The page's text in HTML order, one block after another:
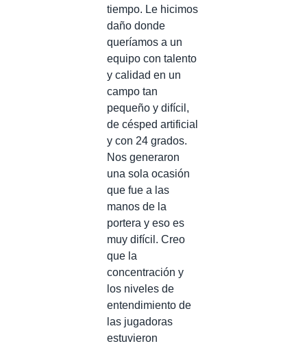
tiempo. Le hicimos
daño donde
queríamos a un
equipo con talento
y calidad en un
campo tan
pequeño y difícil,
de césped artificial
y con 24 grados.
Nos generaron
una sola ocasión
que fue a las
manos de la
portera y eso es
muy difícil. Creo
que la
concentración y
los niveles de
entendimiento de
las jugadoras
estuvieron